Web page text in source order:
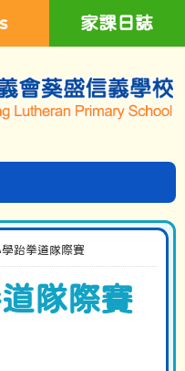
家課日誌
跆拳道隊際賽
隊際賽